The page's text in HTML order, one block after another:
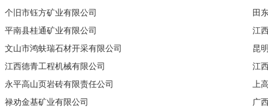
个旧市钰方矿业有限公司
平南县桂通矿业有限公司
文山市鸿蚨瑞石材开采有限公司
江西德青工程机械有限公司
永平高山页岩砖有限责任公司
禄劝金基矿业有限公司
田
江
昆
江
上
广